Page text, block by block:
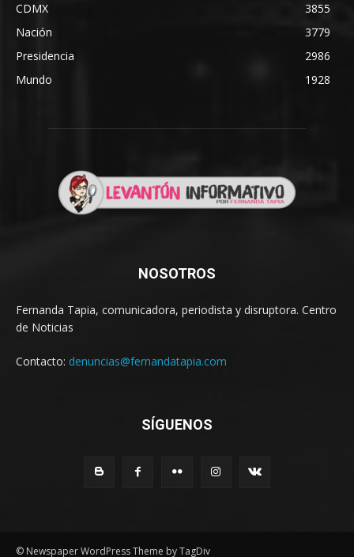
CDMX
3855
Nación
3779
Presidencia
2986
Mundo
1928
NOSOTROS
Fernanda Tapia, comunicadora, periodista y disruptora. Centro
de Noticias
Contacto: denuncias@fernandatapia.com
SÍGUENOS
© Newspaper WordPress Theme by TagDiv